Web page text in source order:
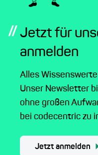
// Jetzt für
anmelden
Alles
Unser Newsletter
ohne großen
bei codecentric zu
Jetzt anmelden